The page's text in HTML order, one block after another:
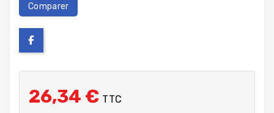
Comparer
26,34 € TTC